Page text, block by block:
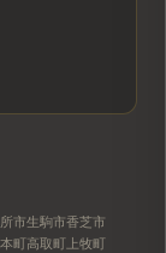
市生駒市香芝市
町高取町 上牧町